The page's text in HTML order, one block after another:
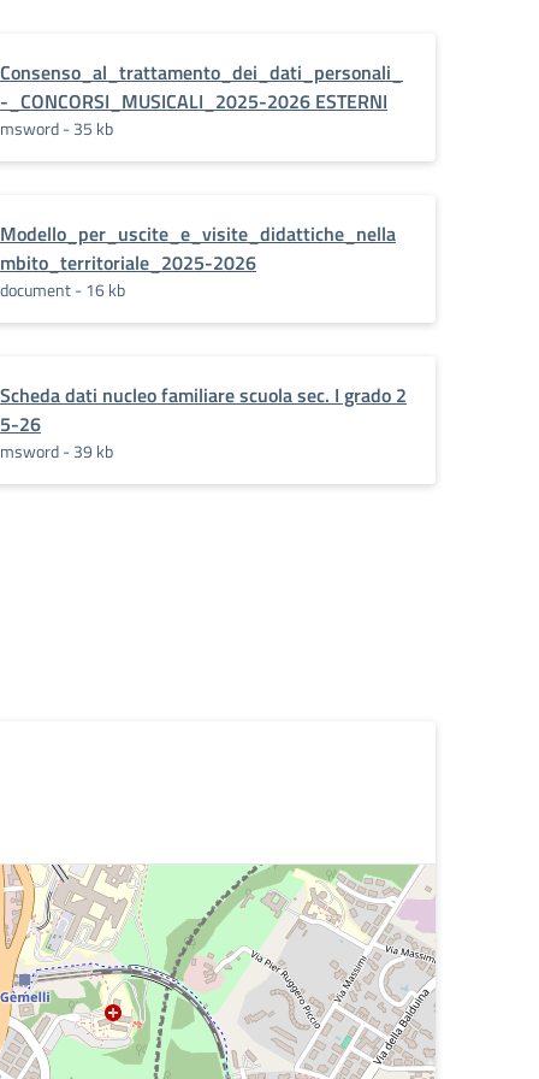
Consenso_al_trattamento_dei_dati_personali_
-_CONCORSI_MUSICALI_2025-2026 ESTERNI
msword - 35 kb
Modello_per_uscite_e_visite_didattiche_nella
mbito_territoriale_2025-2026
document - 16 kb
Scheda dati nucleo familiare scuola sec. I grado 2
5-26
msword - 39 kb